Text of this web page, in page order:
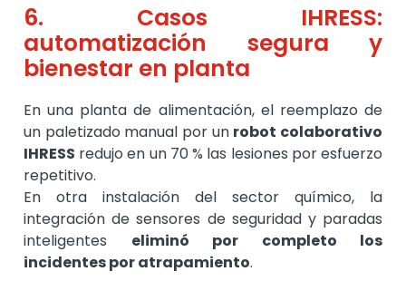
6. Casos IHRESS:
automatización segura y
bienestar en planta
En una planta de alimentación, el reemplazo de
un paletizado manual por un robot colaborativo
IHRESS redujo en un 70 % las lesiones por esfuerzo
repetitivo.
En otra instalación del sector químico, la
integración de sensores de seguridad y paradas
inteligentes eliminó por completo los
incidentes por atrapamiento.